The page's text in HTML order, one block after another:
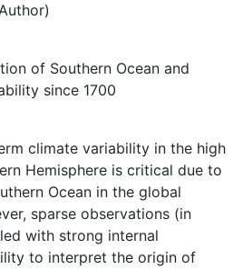
of Southern Ocean and
since 1700
climate variability in the high
Hemisphere is critical due to
Ocean in the global
sparse observations (in
with strong internal
to interpret the origin of